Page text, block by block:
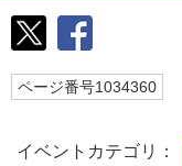
ページ番号1034360
イベントカテゴリ：